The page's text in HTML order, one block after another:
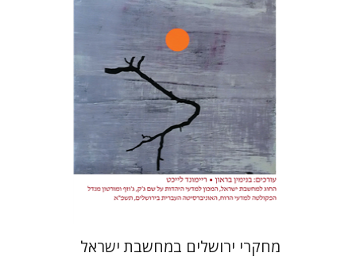
הנחת אתר ספר מודפס
$35
$32
מחקרי ירושלים במחשבת ישראל